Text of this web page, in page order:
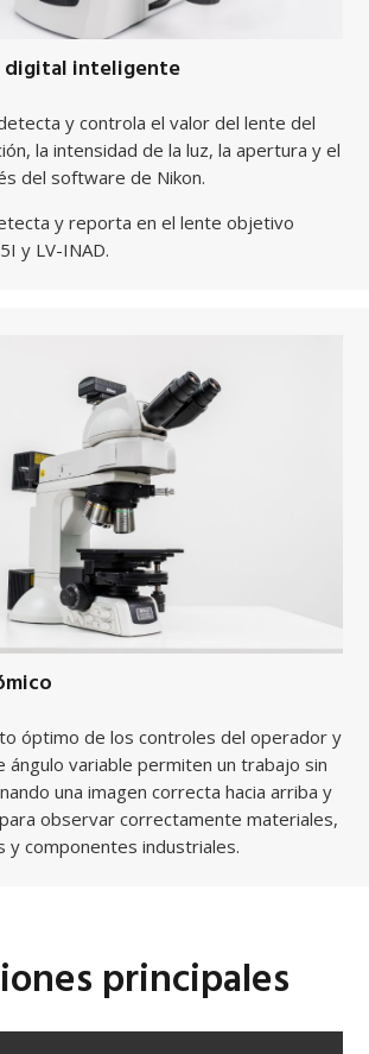
digital inteligente
y controla el valor del lente del
la intensidad de la luz, la apertura y el
del software de Nikon.
y reporta en el lente objetivo
y LV-INAD.
óptimo de los controles del operador y
ángulo variable permiten un trabajo sin
una imagen correcta hacia arriba y
observar correctamente materiales,
y componentes industriales.
principales